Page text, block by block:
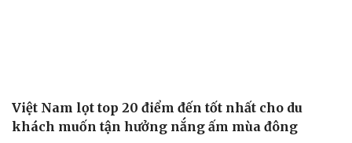
Việt Nam lọt top 20 điểm đến tốt nhất cho du
khách muốn tận hưởng nắng ấm mùa đông